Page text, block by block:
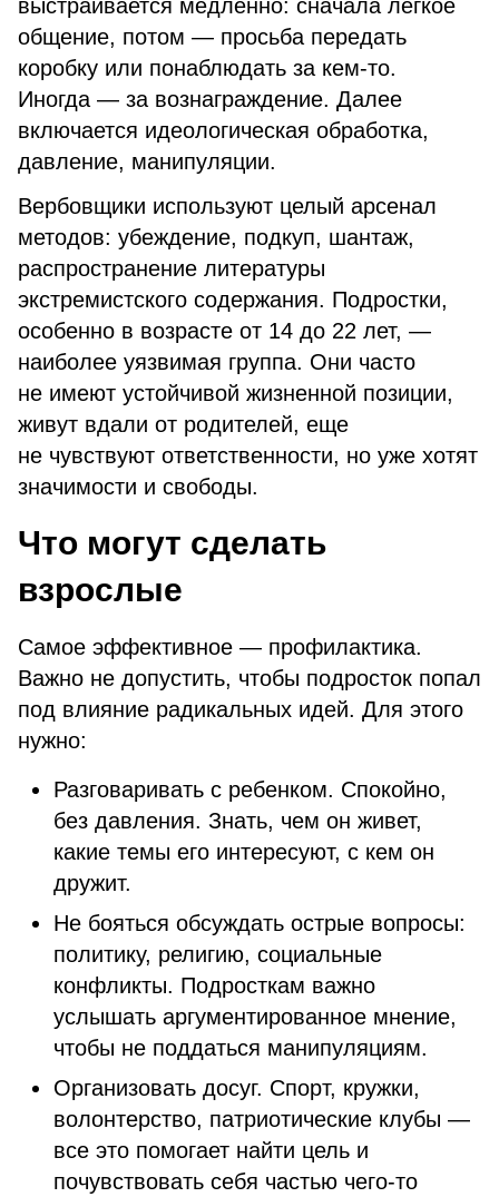
выстраивается медленно: сначала легкое
общение, потом — просьба передать
коробку или понаблюдать за кем-то.
Иногда — за вознаграждение. Далее
включается идеологическая обработка,
давление, манипуляции.
Вербовщики используют целый арсенал
методов: убеждение, подкуп, шантаж,
распространение литературы
экстремистского содержания. Подростки,
особенно в возрасте от 14 до 22 лет, —
наиболее уязвимая группа. Они часто
не имеют устойчивой жизненной позиции,
живут вдали от родителей, еще
не чувствуют ответственности, но уже хотят
значимости и свободы.
Что могут сделать
взрослые
Самое эффективное — профилактика.
Важно не допустить, чтобы подросток попал
под влияние радикальных идей. Для этого
нужно:
Разговаривать с ребенком. Спокойно,
без давления. Знать, чем он живет,
какие темы его интересуют, с кем он
дружит.
Не бояться обсуждать острые вопросы:
политику, религию, социальные
конфликты. Подросткам важно
услышать аргументированное мнение,
чтобы не поддаться манипуляциям.
Организовать досуг. Спорт, кружки,
волонтерство, патриотические клубы —
все это помогает найти цель и
почувствовать себя частью чего-то